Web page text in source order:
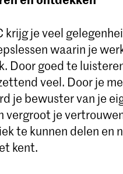
krijg je veel
waarin je
Door goed te
veel. Door je
je bewuster van je
vergroot je
te kunnen delen en
kent.